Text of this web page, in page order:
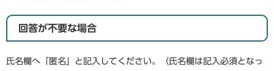
回答が不要な場合
氏名欄へ「匿名」と記入してください。（氏名欄は記入必須となっ